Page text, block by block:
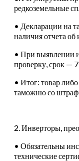
редкоземельные
• Декларации на
наличия отчета об
• При выявлении
проверку, срок —
• Итог: товар
таможню со
2. Инверторы,
• Обязательны
технические